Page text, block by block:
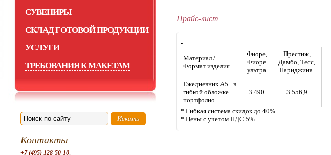
СУВЕНИРЫ
СКЛАД ГОТОВОЙ ПРОДУКЦИИ
УСЛУГИ
ТРЕБОВАНИЯ К МАКЕТАМ
Контакты
+7 (495) 128-50-10,
Прайс-лист
-
Материал /
Формат изделия
Фиоре,
Фиоре
ультра
Престиж,
Дамбо, Тесс,
Париджина
Ежедневник А5+ в
гибкой обложке
портфолио
3 490 3 556,9
* Гибкая система скидок до 40%
* Цены с учетом НДС 5%.